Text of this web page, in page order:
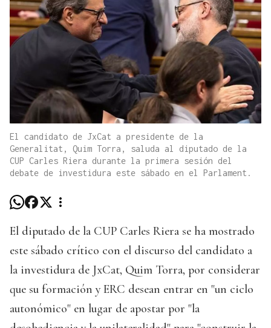
El candidato de JxCat a presidente de la
Generalitat, Quim Torra, saluda al diputado de la
CUP Carles Riera durante la primera sesión del
debate de investidura este sábado en el Parlament.
El diputado de la CUP Carles Riera se ha mostrado
este sábado crítico con el discurso del candidato a
la investidura de JxCat, Quim Torra, por considerar
que su formación y ERC desean entrar en "un ciclo
autonómico" en lugar de apostar por "la